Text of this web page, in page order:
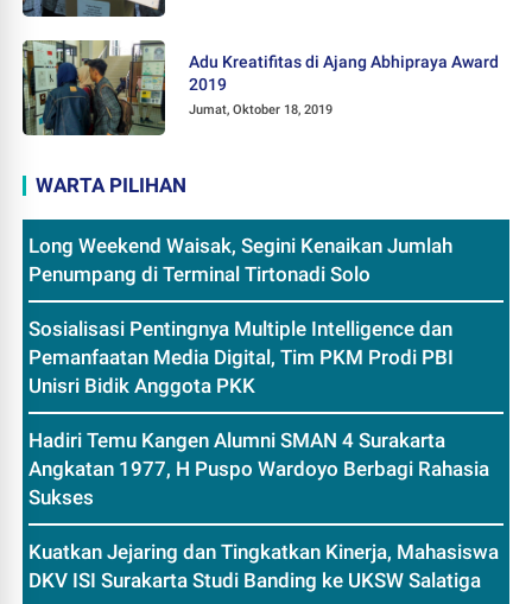
Adu Kreatifitas di Ajang Abhipraya Award
2019
Jumat, Oktober 18, 2019
WARTA PILIHAN
Long Weekend Waisak, Segini Kenaikan Jumlah
Penumpang di Terminal Tirtonadi Solo
Sosialisasi Pentingnya Multiple Intelligence dan
Pemanfaatan Media Digital, Tim PKM Prodi PBI
Unisri Bidik Anggota PKK
Hadiri Temu Kangen Alumni SMAN 4 Surakarta
Angkatan 1977, H Puspo Wardoyo Berbagi Rahasia
Sukses
Kuatkan Jejaring dan Tingkatkan Kinerja, Mahasiswa
DKV ISI Surakarta Studi Banding ke UKSW Salatiga